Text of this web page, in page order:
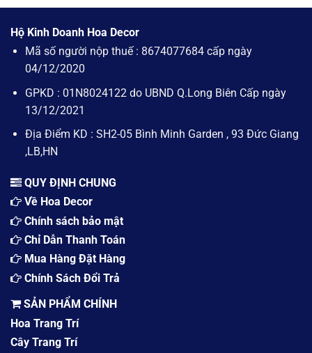
phòng
nghị
từ
Hoa
Hơn
–
Hoa
Hơn
Hoa
Hộ Kinh Doanh Hoa Decor
Mã số người nộp thuế : 8674077684 cấp ngày
04/12/2020
GPKD : 01N8024122 do UBND Q.Long Biên Cấp ngày
13/12/2021
Địa Điểm KD : SH2-05 Bình Minh Garden , 93 Đức Giang
,LB,HN
QUY ĐỊNH CHUNG
Về Hoa Decor
Chính sách bảo mật
Chỉ Dẫn Thanh Toán
Mua Hàng Đặt Hàng
Chính Sách Đổi Trả
SẢN PHẨM CHÍNH
Hoa Trang Trí
Cây Trang Trí